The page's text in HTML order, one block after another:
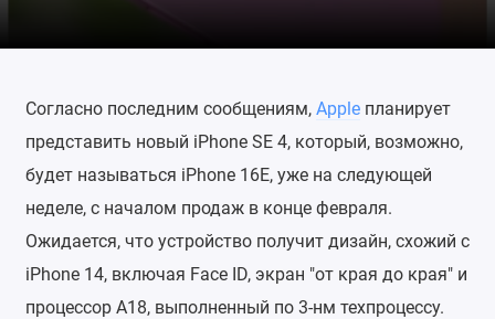
Согласно последним сообщениям, Appleпланирует
представить новый iPhone SE 4, который, возможно,
будет называться iPhone 16E, уже на следующей
неделе, с началом продаж в конце февраля.
Ожидается, что устройство получит дизайн, схожий с
iPhone 14, включая Face ID, экран "от края до края" и
процессор A18, выполненный по 3-нм техпроцессу.